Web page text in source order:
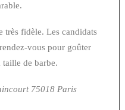
très fidèle. Les candidats
vous pour goûter
de barbe.
75018 Paris